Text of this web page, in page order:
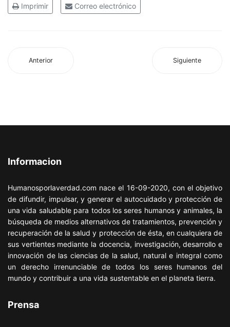
Imprimir Correo electrónico
Anterior Siguiente
Informacion
Humanosporlaverdad.com nace el 16-09-2020, con el objetivo
de difundir, impulsar, y generar el autocuidado y protección de
una vida saludable para todos los seres humanos y animales, la
búsqueda de medios alternativos de tratamientos, prevención y
recuperación de la salud y protección de ésta, en cualquiera de
sus vertientes mediante la docencia, investigación, desarrollo e
innovación de las ciencias de la salud, natural e integral como
un derecho irrenunciable de todos los seres humanos del
mundo y contribuir a una vida sustentable en el planeta tierra.
Prensa